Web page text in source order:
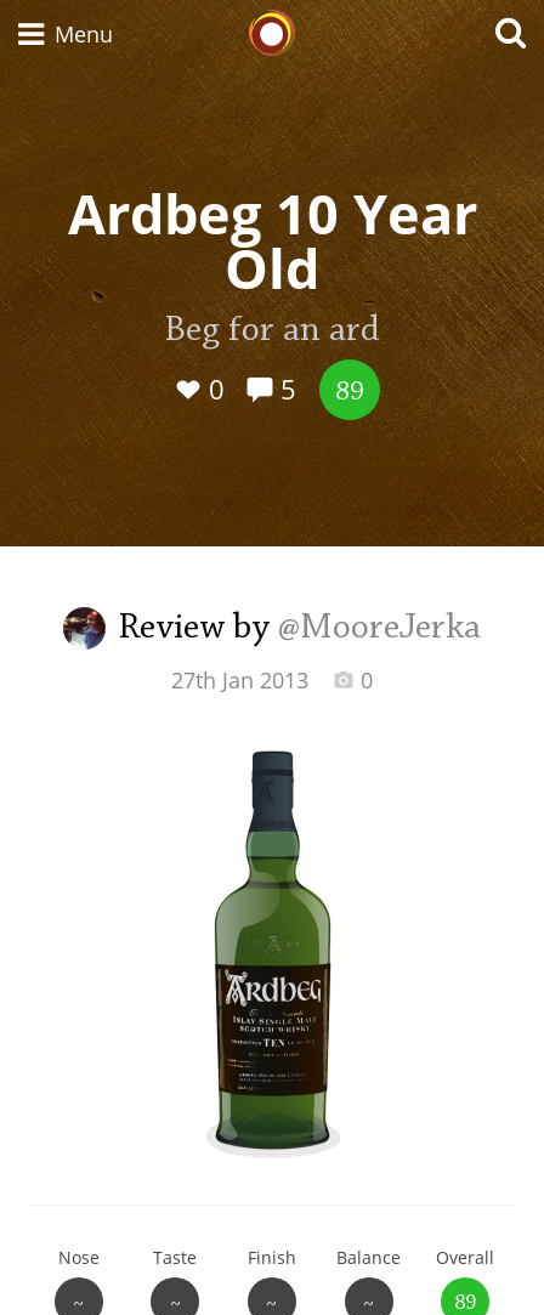
Whisky Connosr
Menu
Ardbeg 10 Year
Old
Beg for an ard
0
5 89
Review by @MooreJerka
27th Jan 2013 0
Nose
~
Taste
~
Finish
~
Balance
~
Overall
89
Types of whisky
Scotch Whisky
Japanese Whisky
American Whiskey
Irish Whiskey
Canadian Whisky
Laphroaig
Thomas H. Handy